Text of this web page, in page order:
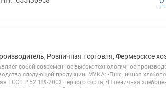
Розничная торговля, Фермерское
собой современное высокотехнологичное
следующей продукции. МУКА: •Пшеничная
ГОСТ Р 52 189-2003 первого сорта; •Пшеничная